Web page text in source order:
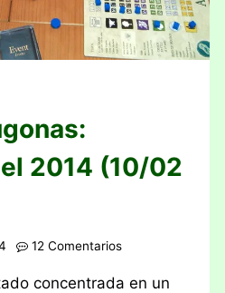
2014 (10/02
12 Comentarios
concentrada en un